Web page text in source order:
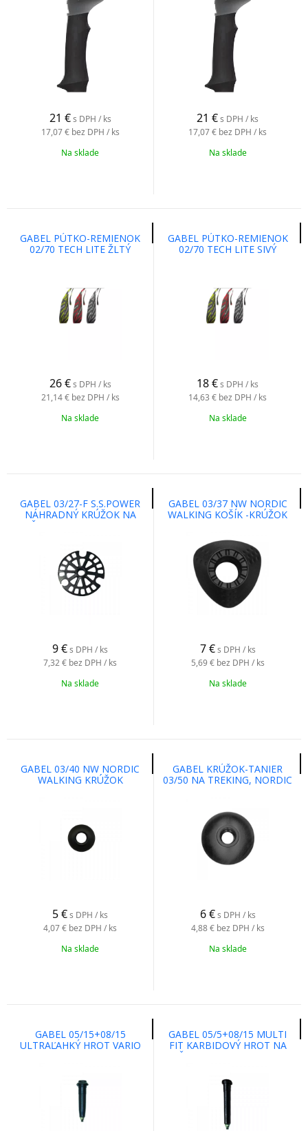
PALICE, SADA 2 KUSY
21 € s DPH / ks
17,07 € bez DPH / ks
Na sklade
PALICE, SADA 2 KUSY
21 €s DPH / ks
17,07 € bez DPH / ks
Na sklade
GABEL PÚTKO-REMIENOK
02/70 TECH LITE ŽLTÝ
26 € s DPH / ks
21,14 € bez DPH / ks
Na sklade
GABEL PÚTKO-REMIENOK
02/70 TECH LITE SIVÝ
18€s DPH / ks
14,63 € bez DPH / ks
Na sklade
GABEL 03/27-F S.S.POWER
NÁHRADNÝ KRÚŽOK NA
LYŽIARSKE A TREKINGOVÉ
9€s DPH / ks
7,32 € bez DPH / ks
Na sklade
GABEL 03/37 NW NORDIC
WALKING KOŠÍK -KRÚŽOK
7 € s DPH / ks
5,69 € bez DPH / ks
Na sklade
GABEL 03/40 NW NORDIC
WALKING KRÚŽOK
5€s DPH / ks
4,07 € bez DPH / ks
Na sklade
GABEL KRÚŽOK-TANIER
03/50 NA TREKING, NORDIC
6 € s DPH / ks
4,88 € bez DPH / ks
Na sklade
GABEL 05/15+08/15
ULTRAĽAHKÝ HROT VARIO
GABEL 05/5+08/15 MULTI
FIT KARBIDOVÝ HROT NA
LYŽIARSKE A TREKINGOVÉ